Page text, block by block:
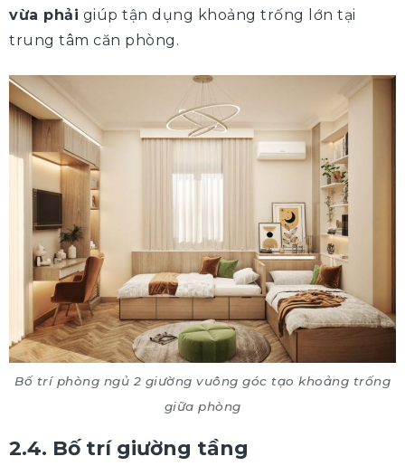
vừa phải giúp tận dụng khoảng trống lớn tại
trung tâm căn phòng.
Bố trí phòng ngủ 2 giường vuông góc tạo khoảng trống
giữa phòng
2.4. Bố trí giường tầng